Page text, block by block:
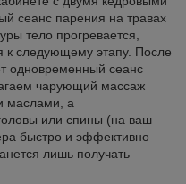
сеанс парения на травах
тело прогревается,
к следующему этапу. После
одновременный сеанс
чарующий массаж
маслами, а
или спины (на ваш
быстро и эффективно
лишь получать